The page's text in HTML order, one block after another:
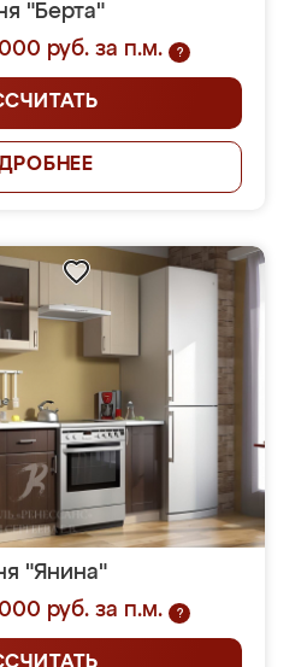
"Берта"
руб. за п.м.
?
"Янина"
руб. за п.м.
?